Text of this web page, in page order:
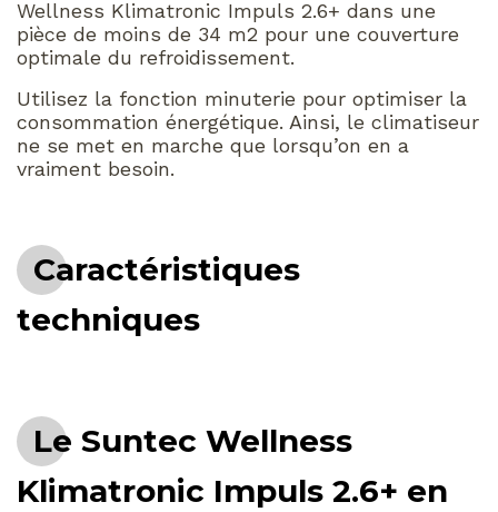
Wellness Klimatronic Impuls 2.6+ dans une
pièce de moins de 34 m2 pour une couverture
optimale du refroidissement.
Utilisez la fonction minuterie pour optimiser la
consommation énergétique. Ainsi, le climatiseur
ne se met en marche que lorsqu’on en a
vraiment besoin.
Caractéristiques
techniques
Le Suntec Wellness
Klimatronic Impuls 2.6+ en